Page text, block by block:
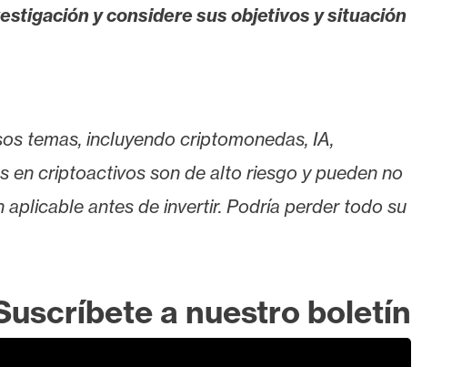
y considere sus objetivos y situación
temas, incluyendo criptomonedas, IA,
en criptoactivos son de alto riesgo y pueden no
antes de invertir. Podría perder todo su
a nuestro boletín